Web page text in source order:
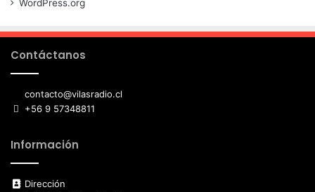
WordPress.org
Contáctanos
contacto@vilasradio.cl
+56 9 57348811
Información
Dirección